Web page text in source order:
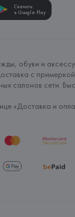
Скачать
в Google Play
обуви и
с
салонов сети.
«Доставка и